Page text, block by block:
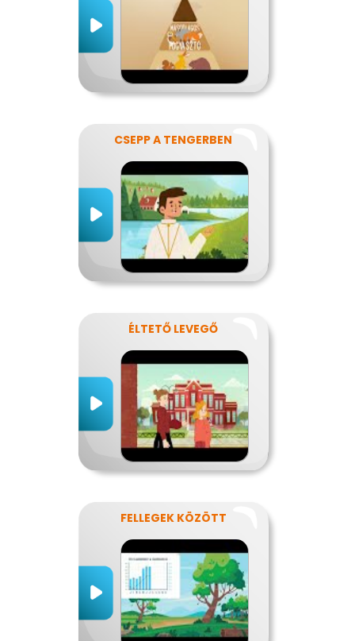
CSEPP A TENGERBEN
ÉLTETŐ LEVEGŐ
FELLEGEK KÖZÖTT